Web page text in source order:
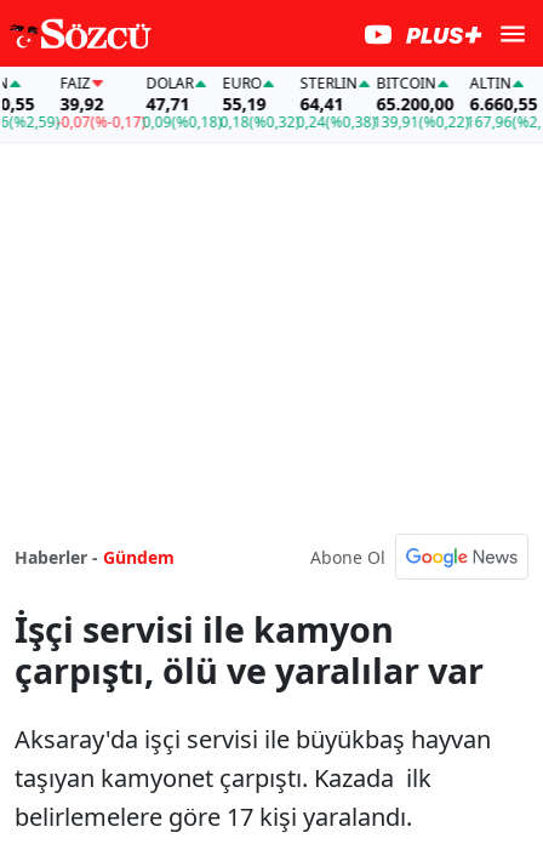
FAİZ
39,92
-0,07(%-0,17)
DOLAR
47,71
0,09(%0,18)
EURO
55,19
0,18(%0,32)
STERLIN
64,41
0,24(%0,38)
BITCOIN
65.200,00
139,91(%0,22)
ALTIN
6.660,55
167,96
Haberler - Gündem Abone Ol
İşçi servisi ile kamyon
çarpıştı, ölü ve yaralılar var
Aksaray'da işçi servisi ile büyükbaş hayvan
taşıyan kamyonet çarpıştı. Kazada ilk
belirlemelere göre 17 kişi yaralandı.